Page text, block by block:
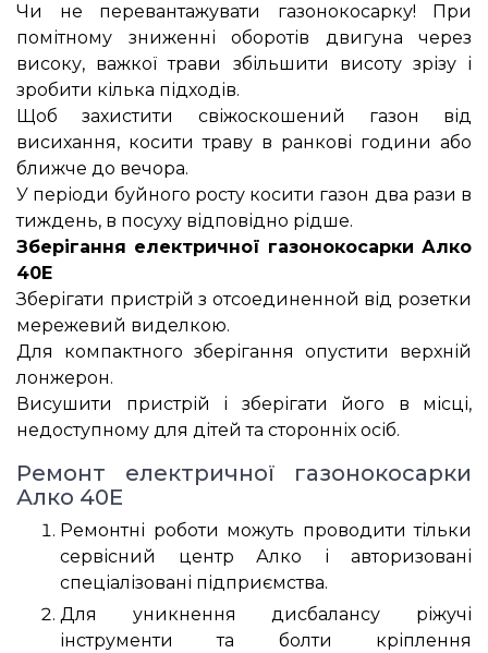
Чи не перевантажувати газонокосарку! При
помітному зниженні оборотів двигуна через
високу, важкої трави збільшити висоту зрізу і
зробити кілька підходів.
Щоб захистити свіжоскошений газон від
висихання, косити траву в ранкові години або
ближче до вечора.
У періоди буйного росту косити газон два рази в
тиждень, в посуху відповідно рідше.
Зберігання електричної газонокосарки Алко
40Е
Зберігати пристрій з отсоединенной від розетки
мережевий виделкою.
Для компактного зберігання опустити верхній
лонжерон.
Висушити пристрій і зберігати його в місці,
недоступному для дітей та сторонніх осіб.
Ремонт електричної газонокосарки
Алко 40Е
Ремонтні роботи можуть проводити тільки
сервісний центр Алко і авторизовані
спеціалізовані підприємства.
Для уникнення дисбалансу ріжучі
інструменти та болти кріплення